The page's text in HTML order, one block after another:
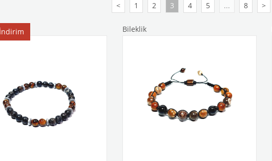
< 1 2 3 4 5 ... 8 >
İndirim Bileklik